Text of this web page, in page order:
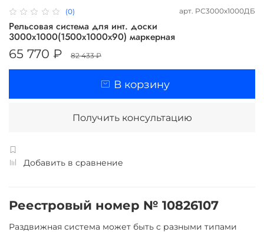
(0) арт. РС3000х1000ДБ
Рельсовая система для инт. доски
3000х1000(1500х1000х90) маркерная
65 770 ₽ 82 433 ₽
В корзину
Получить консультацию
Добавить в сравнение
Реестровый номер № 10826107
Раздвижная система может быть с разными типами